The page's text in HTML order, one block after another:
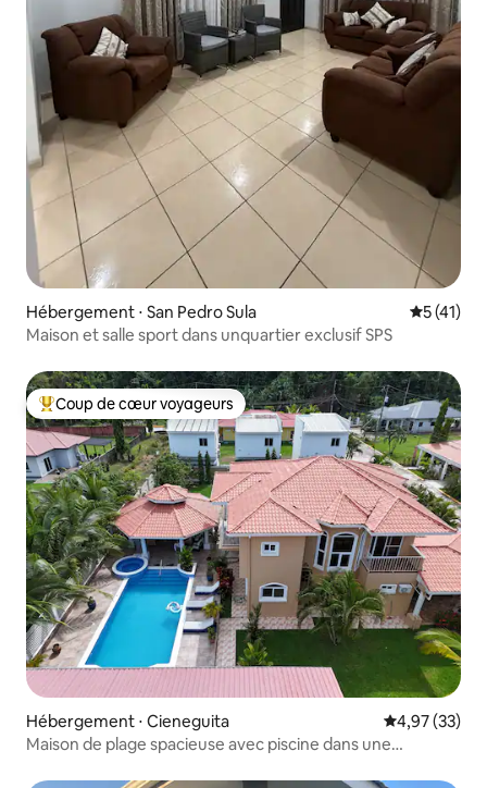
Hébergement ⋅ San Pedro Sula
5 (41)
Maison et salle sport dans unquartier exclusif SPS
Coups de cœur voyageurs les plus appréciés
Coup de cœur voyageurs
Hébergement ⋅ Cieneguita Évaluation
4,97 (33)
Maison de plage spacieuse avec piscine dans une